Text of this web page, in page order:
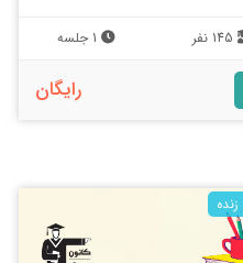
145 نفر 1 جلسه
رایگان